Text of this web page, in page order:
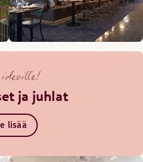
ja juhlat
lisää